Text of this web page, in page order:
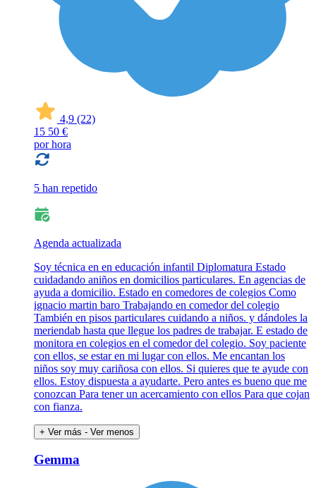
4,9 (22)
15 50 €
por hora
5 han repetido
Agenda actualizada
Soy técnica en en educación infantil Diplomatura Estado
cuidadando aniños en domicilios particulares. En agencias de
ayuda a domicilio. Estado en comedores de colegios Como
ignacio martin baro Trabajando en comedor del colegio
También en pisos particulares cuidando a niños. y dándoles la
meriendab hasta que llegue los padres de trabajar. E estado de
monitora en colegios en el comedor del colegio. Soy paciente
con ellos, se estar en mi lugar con ellos. Me encantan los
niños soy muy cariñosa con ellos. Si quieres que te ayude con
ellos. Estoy dispuesta a ayudarte. Pero antes es bueno que me
conozcan Para tener un acercamiento con ellos Para que cojan
con fianza.
+ Ver más - Ver menos
Gemma